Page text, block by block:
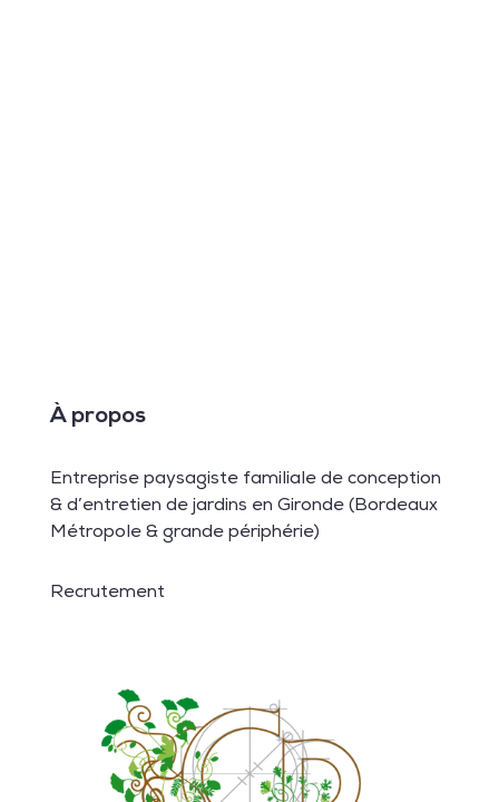
À propos
Entreprise paysagiste familiale de conception
& d’entretien de jardins en Gironde (Bordeaux
Métropole & grande périphérie)
Recrutement